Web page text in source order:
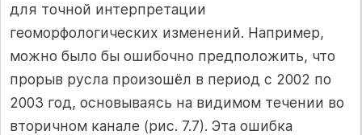
для точной интерпретации
геоморфологических изменений. Например,
можно было бы ошибочно предположить, что
прорыв русла произошёл в период с 2002 по
2003 год, основываясь на видимом течении во
вторичном канале (рис. 7.7). Эта ошибка